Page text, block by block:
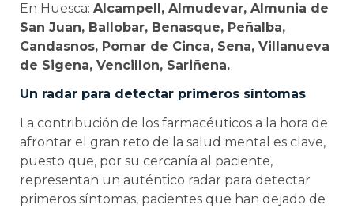
En Huesca: Alcampell, Almudevar, Almunia de
San Juan, Ballobar, Benasque, Peñalba,
Candasnos, Pomar de Cinca, Sena, Villanueva
de Sigena, Vencillon, Sariñena.
Un radar para detectar primeros síntomas
La contribución de los farmacéuticos a la hora de
afrontar el gran reto de la salud mental es clave,
puesto que, por su cercanía al paciente,
representan un auténtico radar para detectar
primeros síntomas, pacientes que han dejado de